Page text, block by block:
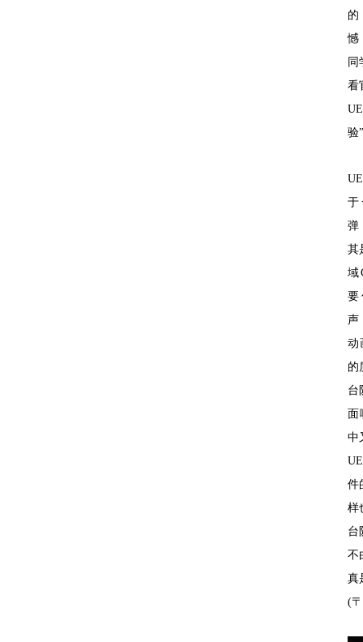
的
憾
同
看
验
于
弹
其
域
要
声
动
的
台
面
中
件
样
台
不
真
(